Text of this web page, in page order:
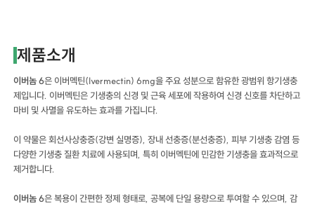
제품소개
이버놈 6은 이버멕틴(Ivermectin) 6mg을 주요 성분으로 함유한 광범위 항기생충
제입니다. 이버멕틴은 기생충의 신경 및 근육 세포에 작용하여 신경 신호를 차단하고
마비 및 사멸을 유도하는 효과를 가집니다.
이 약물은 회선사상충증(강변 실명증), 장내 선충증(분선충증), 피부 기생충 감염 등
다양한 기생충 질환 치료에 사용되며, 특히 이버멕틴에 민감한 기생충을 효과적으로
제거합니다.
이버놈 6은 복용이 간편한 정제 형태로, 공복에 단일 용량으로 투여할 수 있으며, 감